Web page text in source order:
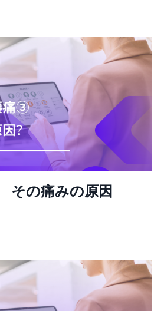
その痛みの原因